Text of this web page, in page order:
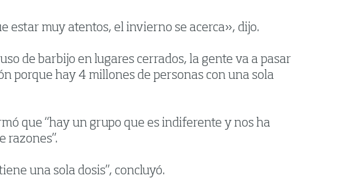
estar muy atentos, el invierno se acerca», dijo.
de barbijo en lugares cerrados, la gente va a pasar
porque hay 4 millones de personas con una sola
que “hay un grupo que es indiferente y nos ha
razones”.
una sola dosis”, concluyó.